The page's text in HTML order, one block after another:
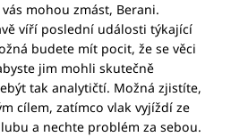
mohou zmást, Berani.
víří poslední události týkající
budete mít pocit, že se věci
jim mohli skutečně
tak analytičtí. Možná zjistíte,
cílem, zatímco vlak vyjíždí ze
a nechte problém za sebou.